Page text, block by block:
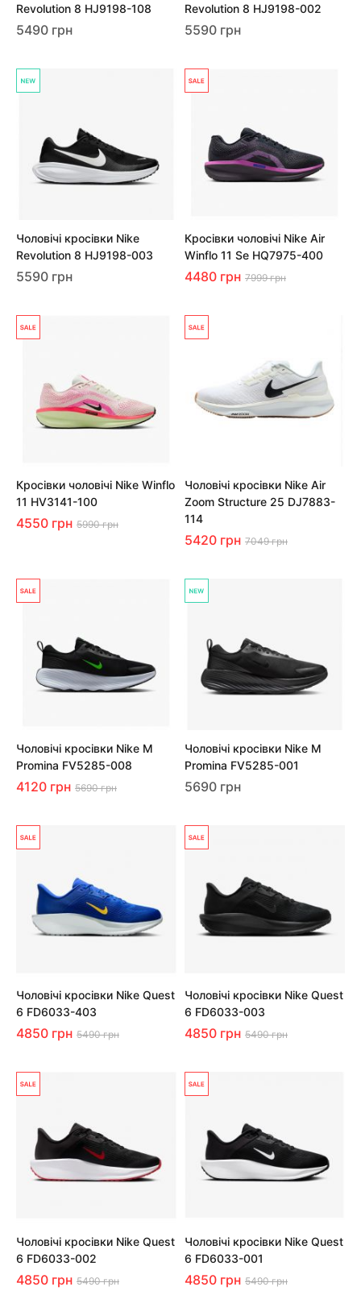
Revolution 8 HJ9198-108
5490 грн
Revolution 8 HJ9198-002
5590 грн
Чоловічі кросівки Nike
Revolution 8 HJ9198-003
5590 грн
Кросівки чоловічі Nike Air
Winflo 11 Se HQ7975-400
4480 грн 7999 грн
Кросівки чоловічі Nike Winflo
11 HV3141-100
4550 грн 5990 грн
Чоловічі кросівки Nike Air
Zoom Structure 25 DJ7883-
114
5420 грн 7049 грн
Чоловічі кросівки Nike M
Promina FV5285-008
4120 грн 5690 грн
Чоловічі кросівки Nike M
Promina FV5285-001
5690 грн
Чоловічі кросівки Nike Quest
6 FD6033-403
4850 грн 5490 грн
Чоловічі кросівки Nike Quest
6 FD6033-003
4850 грн 5490 грн
Чоловічі кросівки Nike Quest
6 FD6033-002
4850 грн 5490 грн
Чоловічі кросівки Nike Quest
6 FD6033-001
4850 грн 5490 грн